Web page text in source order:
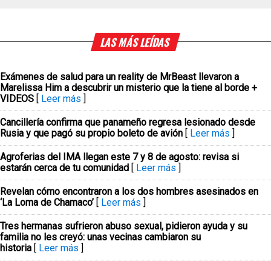
LAS MÁS LEÍDAS
Exámenes de salud para un reality de MrBeast llevaron a
Marelissa Him a descubrir un misterio que la tiene al borde +
VIDEOS [ Leer más ]
Cancillería confirma que panameño regresa lesionado desde
Rusia y que pagó su propio boleto de avión [ Leer más ]
Agroferias del IMA llegan este 7 y 8 de agosto: revisa si
estarán cerca de tu comunidad [ Leer más ]
Revelan cómo encontraron a los dos hombres asesinados en
‘La Loma de Chamaco’ [ Leer más ]
Tres hermanas sufrieron abuso sexual, pidieron ayuda y su
familia no les creyó: unas vecinas cambiaron su
historia [ Leer más ]